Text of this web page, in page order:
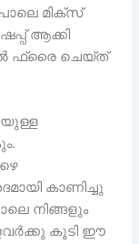
മിക്സ്‌
ആക്കി
ഫ്രൈ ചെയ്ത്
കാണിച്ചു
നിങ്ങളും
കൂടി ഈ